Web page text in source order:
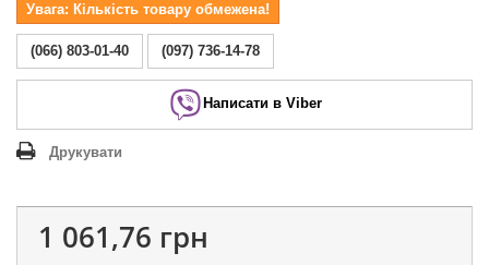
Увага: Кількість товару обмежена!
(066) 803-01-40 (097) 736-14-78
Написати в Viber
Друкувати
1 061,76 грн